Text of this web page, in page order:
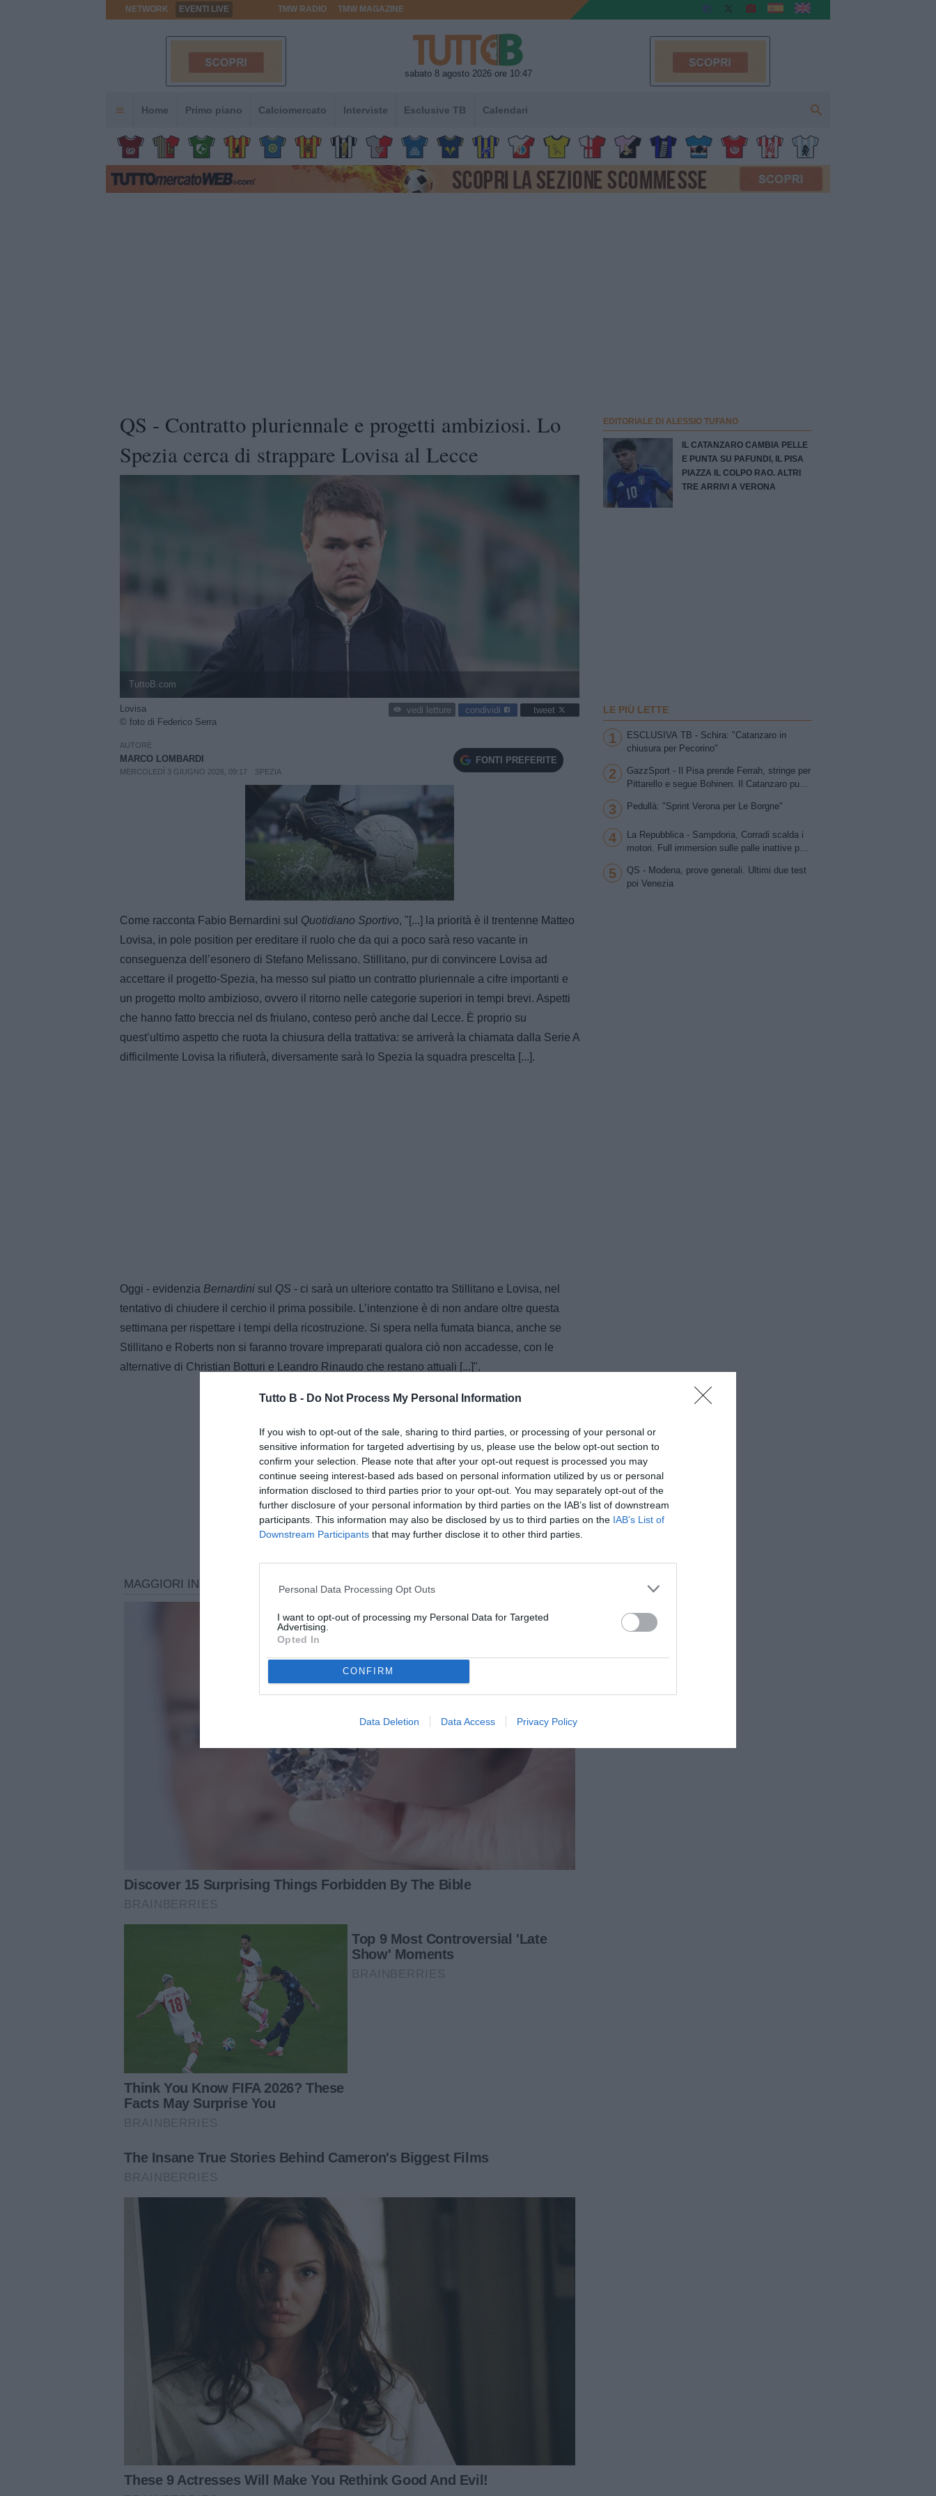
Tutto B - Do Not Process My Personal Information
If you wish to opt-out of the sale, sharing to third parties, or processing of your personal or
sensitive information for targeted advertising by us, please use the below opt-out section to
confirm your selection. Please note that after your opt-out request is processed you may
continue seeing interest-based ads based on personal information utilized by us or personal
information disclosed to third parties prior to your opt-out. You may separately opt-out of the
further disclosure of your personal information by third parties on the IAB’s list of downstream
participants. This information may also be disclosed by us to third parties on the IAB’s List of
Downstream Participants that may further disclose it to other third parties.
Personal Data Processing Opt Outs
I want to opt-out of processing my Personal Data for Targeted
Advertising.
Opted In
CONFIRM
Data Deletion Data Access Privacy Policy
NETWORK EVENTI LIVE TMW RADIO TMW MAGAZINE
sabato 8 agosto 2026 ore 10:47
Home Primo piano Calciomercato Interviste Esclusive TB Calendari
QS - Contratto pluriennale e progetti ambiziosi. Lo
Spezia cerca di strappare Lovisa al Lecce
TuttoB.com
Lovisa
© foto di Federico Serra
vedi letture condividi tweet
AUTORE
MARCO LOMBARDI
MERCOLEDÌ 3 GIUGNO 2026, 09:17 SPEZIA
FONTI PREFERITE
Loaded
100.00%
Come racconta Fabio Bernardini sul Quotidiano Sportivo, "[...] la priorità è il trentenne Matteo
Lovisa, in pole position per ereditare il ruolo che da qui a poco sarà reso vacante in
conseguenza dell’esonero di Stefano Melissano. Stillitano, pur di convincere Lovisa ad
accettare il progetto-Spezia, ha messo sul piatto un contratto pluriennale a cifre importanti e
un progetto molto ambizioso, ovvero il ritorno nelle categorie superiori in tempi brevi. Aspetti
che hanno fatto breccia nel ds friulano, conteso però anche dal Lecce. È proprio su
quest’ultimo aspetto che ruota la chiusura della trattativa: se arriverà la chiamata dalla Serie A
difficilmente Lovisa la rifiuterà, diversamente sarà lo Spezia la squadra prescelta [...].
Oggi - evidenzia Bernardini sul QS - ci sarà un ulteriore contatto tra Stillitano e Lovisa, nel
tentativo di chiudere il cerchio il prima possibile. L’intenzione è di non andare oltre questa
settimana per rispettare i tempi della ricostruzione. Si spera nella fumata bianca, anche se
Stillitano e Roberts non si faranno trovare impreparati qualora ciò non accadesse, con le
alternative di Christian Botturi e Leandro Rinaudo che restano attuali [...]".
EDITORIALE DI ALESSIO TUFANO
IL CATANZARO CAMBIA PELLE
E PUNTA SU PAFUNDI, IL PISA
PIAZZA IL COLPO RAO. ALTRI
TRE ARRIVI A VERONA
LE PIÙ LETTE
1
ESCLUSIVA TB - Schira: "Catanzaro in
chiusura per Pecorino"
2
GazzSport - Il Pisa prende Ferrah, stringe per
Pittarello e segue Bohinen. Il Catanzaro punta
Bjarkason
3 Pedullà: "Sprint Verona per Le Borgne"
4
La Repubblica - Sampdoria, Corradi scalda i
motori. Full immersion sulle palle inattive per
5
QS - Modena, prove generali. Ultimi due test
poi Venezia